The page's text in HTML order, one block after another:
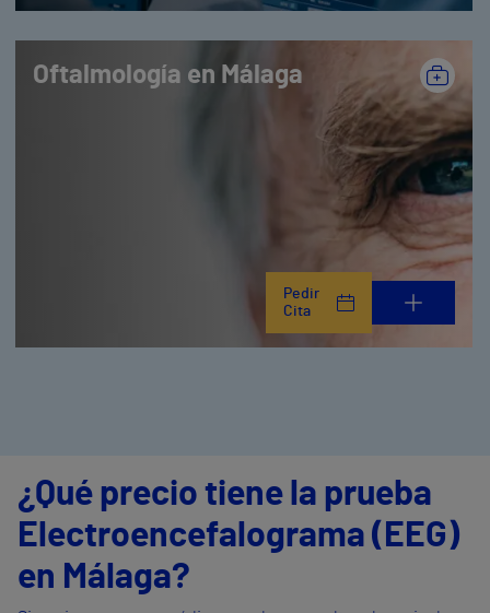
Oftalmología en Málaga
Pedir
Cita
¿Qué precio tiene la prueba
Electroencefalograma (EEG)
en Málaga?